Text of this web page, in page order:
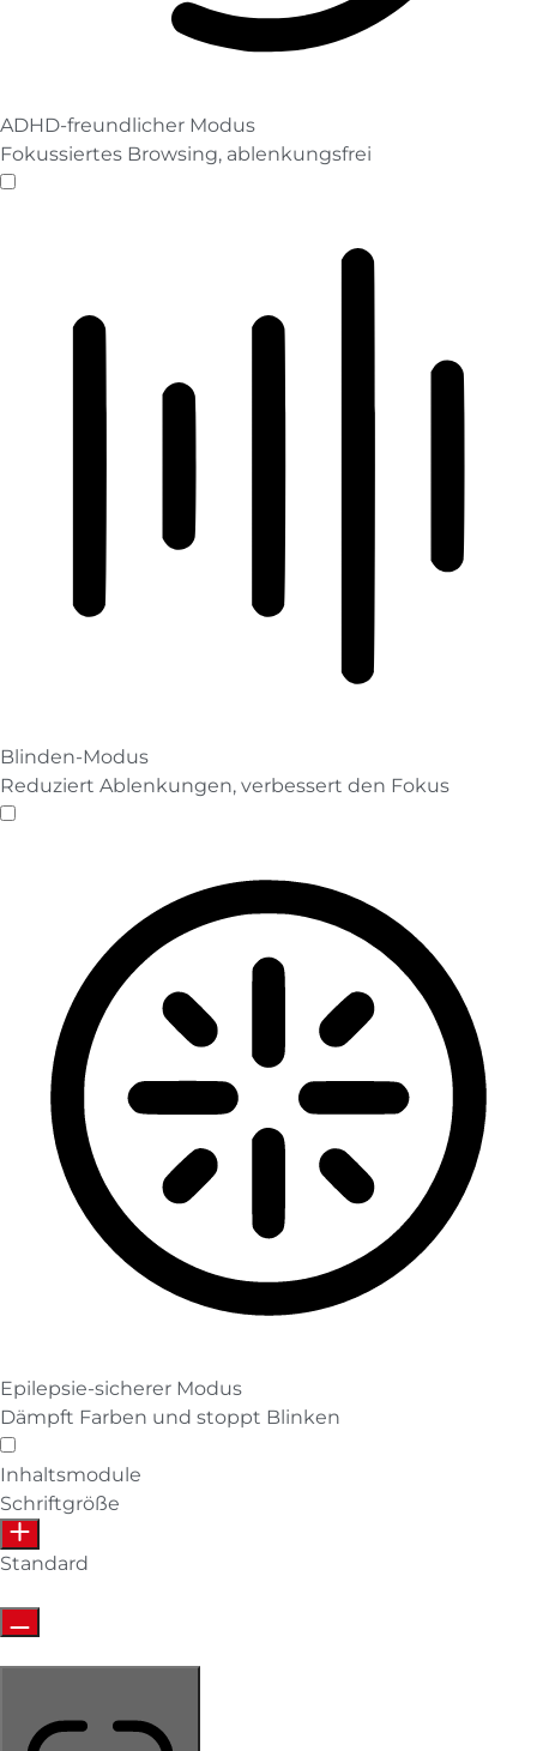
ADHD-freundlicher Modus
Fokussiertes Browsing, ablenkungsfrei
ADHD-freundlicher Modus
Blinden-Modus
Reduziert Ablenkungen, verbessert den Fokus
Blinden-Modus
Epilepsie-sicherer Modus
Dämpft Farben und stoppt Blinken
Epilepsie-sicherer Modus
Inhaltsmodule
Schriftgröße
Standard